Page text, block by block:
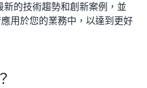
新的技術趨勢和創新案例，並
用於您的業務中，以達到更好